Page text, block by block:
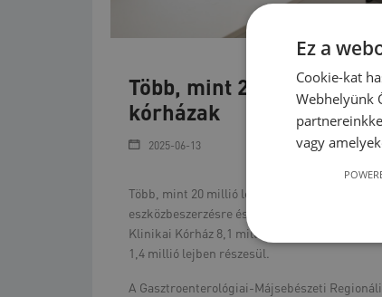
Több, mint 20 millió
kórházak
2025-06-13
Több, mint 20 millió lejt juttatott június 13-i
eszközbeszerzésre és az intézmények
Klinikai Kórház 8,1 millió lejben részesül, a
1,4 millió lejben részesül.
A Gasztroenterológiai-Májsebészeti
Ez a
Cookie-kat
Webhelyünk
vagy